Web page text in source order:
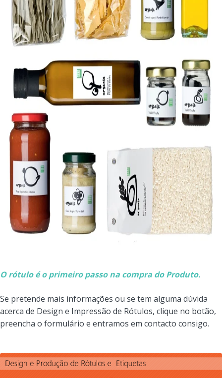
O rótulo é o primeiro passo na compra do Produto.
Se pretende mais informações ou se tem alguma dúvida
acerca de Design e Impressão de Rótulos, clique no botão,
preencha o formulário e entramos em contacto consigo.